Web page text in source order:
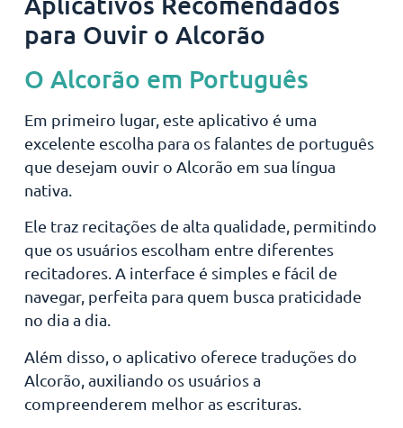
para Ouvir o Alcorão
O Alcorão em Português
Em primeiro lugar, este aplicativo é uma
excelente escolha para os falantes de português
que desejam ouvir o Alcorão em sua língua
nativa.
Ele traz recitações de alta qualidade, permitindo
que os usuários escolham entre diferentes
recitadores. A interface é simples e fácil de
navegar, perfeita para quem busca praticidade
no dia a dia.
Além disso, o aplicativo oferece traduções do
Alcorão, auxiliando os usuários a
compreenderem melhor as escrituras.